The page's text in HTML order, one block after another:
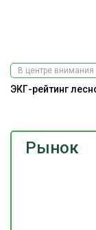
Рынок
В центре внимания
ЭКГ-рейтинг